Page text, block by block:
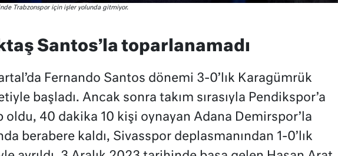
Trabzonspor için işler yolunda gitmiyor.
Santos’la toparlanamadı
Fernando Santos dönemi 3-0’lık Karagümrük
başladı. Ancak sonra takım sırasıyla Pendikspor’a
oldu, 40 dakika 10 kişi oynayan Adana Demirspor’la
berabere kaldı, Sivasspor deplasmanından 1-0’lık